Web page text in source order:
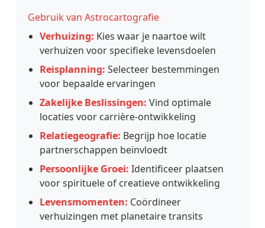
Gebruik van Astrocartografie
Verhuizing: Kies waar je naartoe wilt
verhuizen voor specifieke levensdoelen
Reisplanning: Selecteer bestemmingen
voor bepaalde ervaringen
Zakelijke Beslissingen: Vind optimale
locaties voor carrière-ontwikkeling
Relatiegeografie: Begrijp hoe locatie
partnerschappen beïnvloedt
Persoonlijke Groei: Identificeer plaatsen
voor spirituele of creatieve ontwikkeling
Levensmomenten: Coördineer
verhuizingen met planetaire transits